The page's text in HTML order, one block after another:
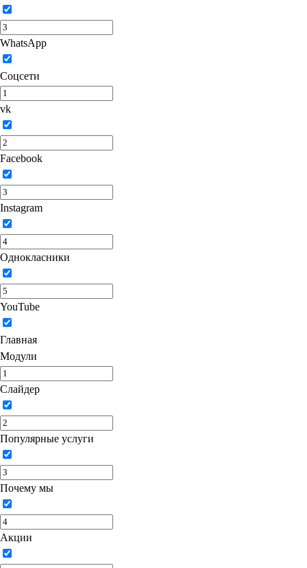
WhatsApp
Соцсети
vk
Facebook
Instagram
Однокласники
YouTube
Главная
Модули
Слайдер
Популярные услуги
Почему мы
Акции